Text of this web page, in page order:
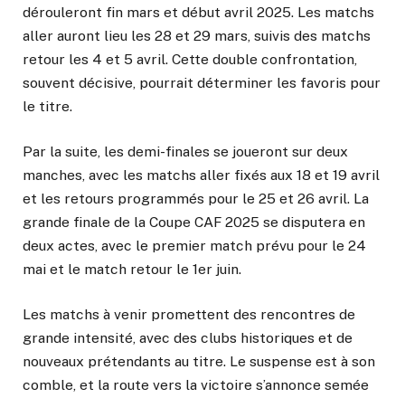
dérouleront fin mars et début avril 2025. Les matchs
aller auront lieu les 28 et 29 mars, suivis des matchs
retour les 4 et 5 avril. Cette double confrontation,
souvent décisive, pourrait déterminer les favoris pour
le titre.
Par la suite, les demi-finales se joueront sur deux
manches, avec les matchs aller fixés aux 18 et 19 avril
et les retours programmés pour le 25 et 26 avril. La
grande finale de la Coupe CAF 2025 se disputera en
deux actes, avec le premier match prévu pour le 24
mai et le match retour le 1er juin.
Les matchs à venir promettent des rencontres de
grande intensité, avec des clubs historiques et de
nouveaux prétendants au titre. Le suspense est à son
comble, et la route vers la victoire s’annonce semée